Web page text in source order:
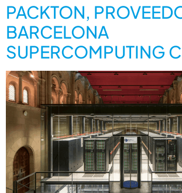
PACKTON,
BARCELONA
SUPERCOMPUTING